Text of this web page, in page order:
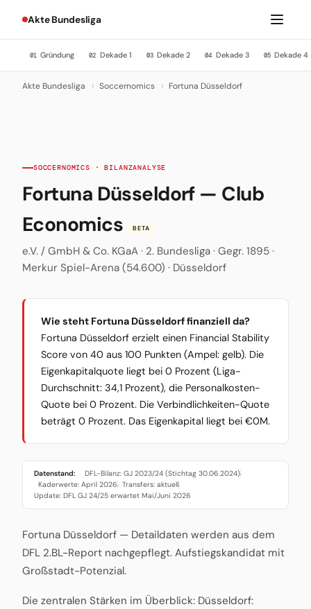
Akte Bundesliga
01 Gründung 02 Dekade 1 03 Dekade 2 04 Dekade 3 05 Dekade 4
Akte Bundesliga › Soccernomics › Fortuna Düsseldorf
SOCCERNOMICS · BILANZANALYSE
Fortuna Düsseldorf — Club
Economics
BETA
e.V. / GmbH & Co. KGaA · 2. Bundesliga · Gegr. 1895 ·
Merkur Spiel-Arena (54.600) · Düsseldorf
Wie steht Fortuna Düsseldorf finanziell da?
Fortuna Düsseldorf erzielt einen Financial Stability
Score von 40 aus 100 Punkten (Ampel: gelb). Die
Eigenkapitalquote liegt bei 0 Prozent (Liga-
Durchschnitt: 34,1 Prozent), die Personalkosten-
Quote bei 0 Prozent. Die Verbindlichkeiten-Quote
beträgt 0 Prozent. Das Eigenkapital liegt bei €0M.
Datenstand: DFL-Bilanz: GJ 2023/24 (Stichtag 30.06.2024)·
Kaderwerte: April 2026· Transfers: aktuell·
Update: DFL GJ 24/25 erwartet Mai/Juni 2026
Fortuna Düsseldorf — Detaildaten werden aus dem
DFL 2.BL-Report nachgepflegt. Aufstiegskandidat mit
Großstadt-Potenzial.
Die zentralen Stärken im Überblick: Düsseldorf: